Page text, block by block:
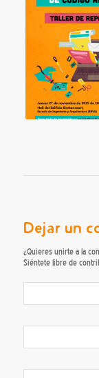
Dejar un
¿Quieres unirte a la
Siéntete libre de